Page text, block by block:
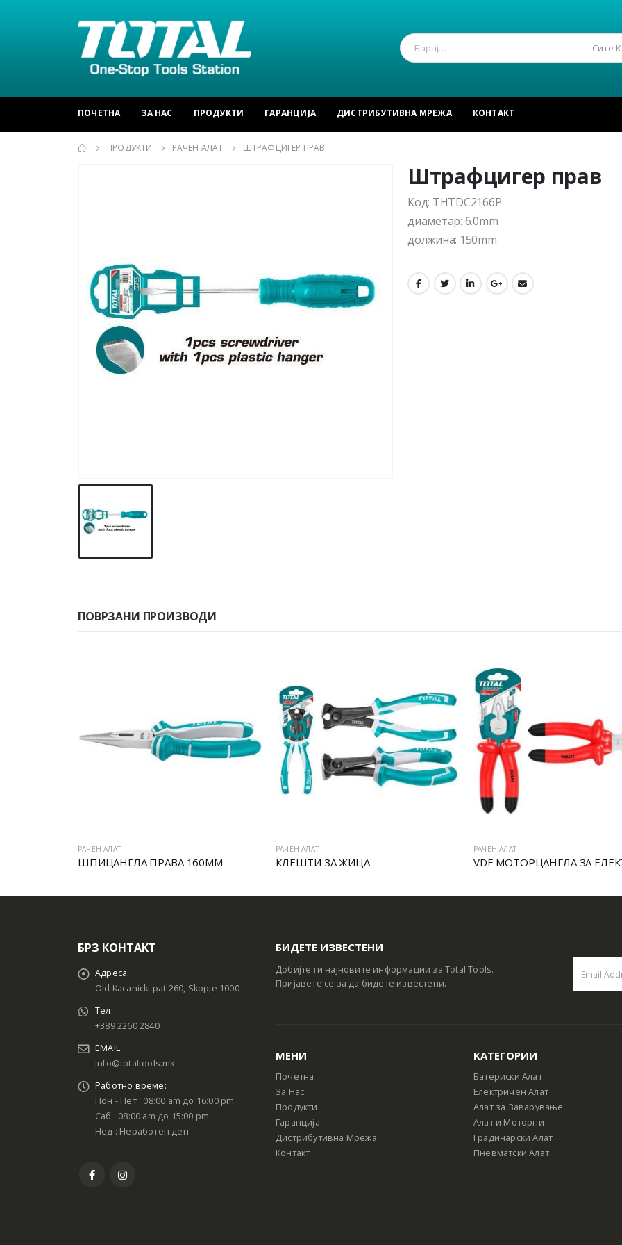
Сите
ПОЧЕТНА ЗА НАС ПРОДУКТИ ГАРАНЦИЈА ДИСТРИБУТИВНА МРЕЖА КОНТАКТ
ПРОДУКТИ РАЧЕН АЛАТ ШТРАФЦИГЕР ПРАВ
Штрафцигер прав
Код: THTDC2166P
диаметар: 6.0mm
должина: 150mm
ПОВРЗАНИ ПРОИЗВОДИ
РАЧЕН АЛАТ
ШПИЦАНГЛА ПРАВА 160MM
РАЧЕН АЛАТ
КЛЕШТИ ЗА ЖИЦА
РАЧЕН АЛАТ
БРЗ КОНТАКТ
Адреса:
Old Kacanicki pat 260, Skopje 1000
Тел:
+389 2260 2840
EMAIL:
info@totaltools.mk
Работно време:
Пон - Пет : 08:00 am до 16:00 pm
Саб : 08:00 am до 15:00 pm
Нед : Неработен ден
БИДЕТЕ ИЗВЕСТЕНИ
Добијте ги најновите информации за Total Tools.
Пријавете се за да бидете известени.
МЕНИ
Почетна
За Нас
Продукти
Гаранција
Дистрибутивна Мрежа
Контакт
КАТЕГОРИИ
Батериски Алат
Електричен Алат
Алат за Заварување
Алат и Моторни
Градинарски Алат
Пневматски Алат